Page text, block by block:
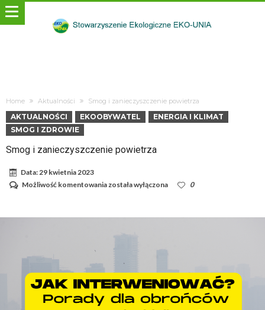
Home Aktualności Smog i zanieczyszczenie powietrza
AKTUALNOŚCI EKOOBYWATEL
ENERGIA I KLIMAT
SMOG I ZDROWIE
Smog i zanieczyszczenie powietrza
Data:29 kwietnia 2023
Możliwość komentowania Smog
została wyłączona 0